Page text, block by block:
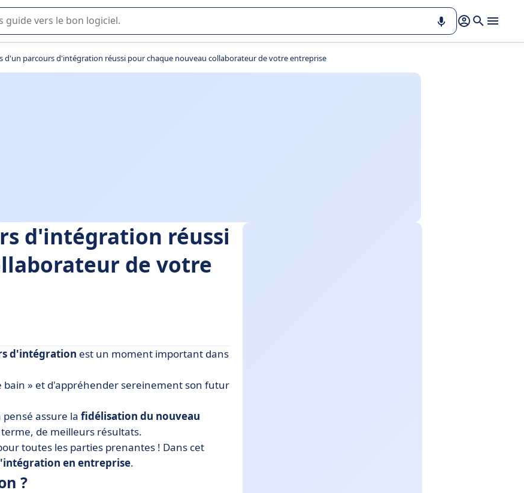
ou la sélection de logiciel SaaS en entreprise.
d'un parcours d'intégration réussi pour chaque nouveau collaborateur de votre entreprise
d'intégration réussi
de votre
?
?
: le cas de BMW
collaboration durable
d'intégration est un moment important dans
» et d'appréhender sereinement son futur
assure la fidélisation du nouveau
de meilleurs résultats.
toutes les parties prenantes ! Dans cet
en entreprise.
?